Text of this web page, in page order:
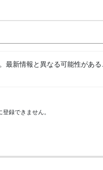
最新情報と異なる可能性があ
録できません。